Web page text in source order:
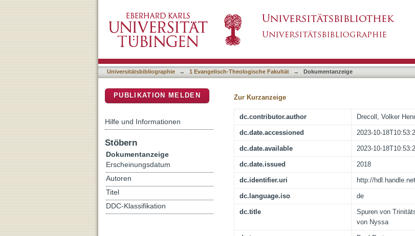
Universitätsbibliographie → 1 Evangelisch-Theologische Fakultät → Dokumentanzeige
Zur Kurzanzeige
dc.contributor.author Drecoll, Volker
dc.date.accessioned 2023-10-
dc.date.available 2023-10-
dc.date.issued 2018
dc.identifier.uri http://
dc.language.iso de
dc.title
Spuren von
von Nyssa
PUBLIKATION MELDEN
Hilfe und Informationen
Stöbern
Dokumentanzeige
Erscheinungsdatum
Autoren
Titel
DDC-Klassifikation